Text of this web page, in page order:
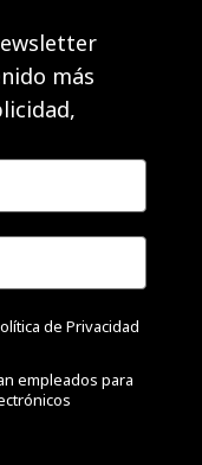
más
de Privacidad
empleados para